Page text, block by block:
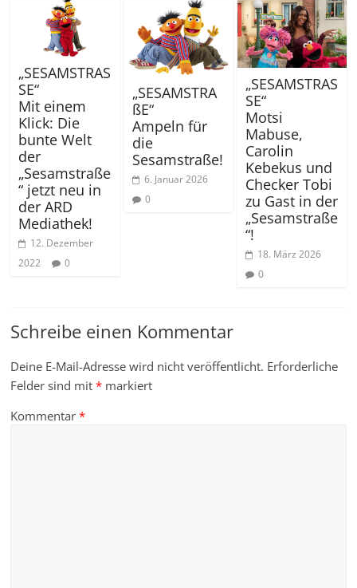
„SESAMSTRAS
SE“
Mit einem
Klick: Die
bunte Welt
der
„Sesamstraße
“ jetzt neu in
der ARD
Mediathek!
12. Dezember
2022
0
„SESAMSTRA
ßE“
Ampeln für
die
Sesamstraße!
6. Januar 2026
0
„SESAMSTRAS
SE“
Motsi
Mabuse,
Carolin
Kebekus und
Checker Tobi
zu Gast in der
„Sesamstraße
“!
18. März 2026
0
Schreibe einen Kommentar
Deine E-Mail-Adresse wird nicht veröffentlicht. Erforderliche
Felder sind mit* markiert
Kommentar*